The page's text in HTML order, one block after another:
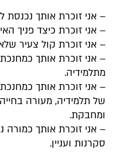
– אני זוכרת אותך נכנסת
– אני זוכרת כיצד פניך
– אני זוכרת קול צעיר
– אני זוכרת אותך
מתלמידיה.
– אני זוכרת אותך
של תלמידיה, מעורה
ומחבקת.
– אני זוכרת אותך
סקרנות ועניין.